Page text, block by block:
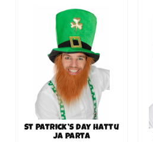
St Patrick’s Day hattu
ja parta